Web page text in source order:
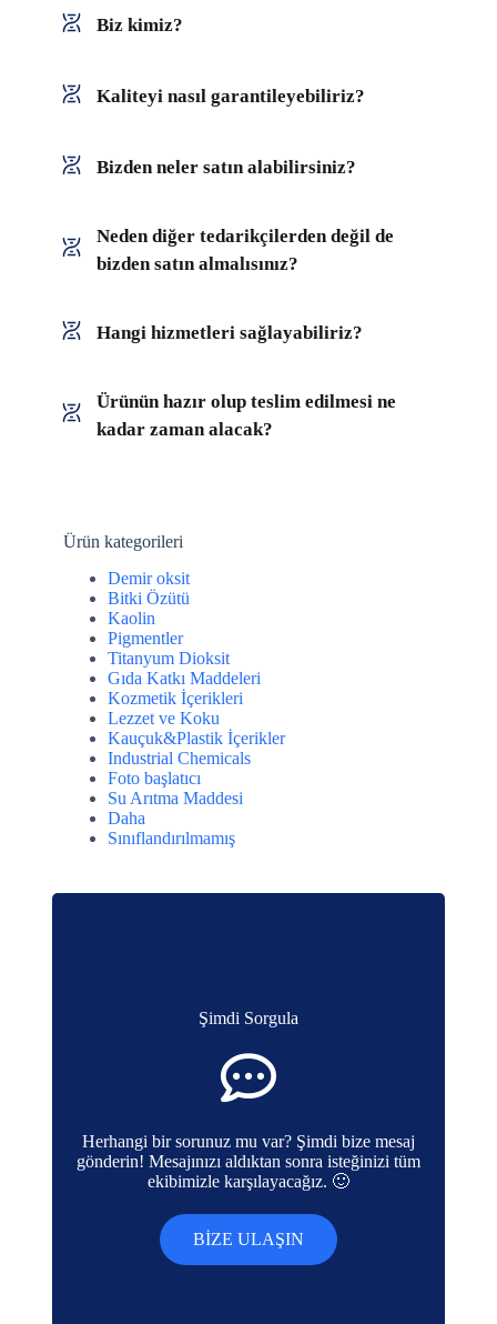
Biz kimiz?
Kaliteyi nasıl garantileyebiliriz?
Bizden neler satın alabilirsiniz?
Neden diğer tedarikçilerden değil de
bizden satın almalısınız?
Hangi hizmetleri sağlayabiliriz?
Ürünün hazır olup teslim edilmesi ne
kadar zaman alacak?
Ürün kategorileri
Demir oksit
Bitki Özütü
Kaolin
Pigmentler
Titanyum Dioksit
Gıda Katkı Maddeleri
Kozmetik İçerikleri
Lezzet ve Koku
Kauçuk&Plastik İçerikler
Industrial Chemicals
Foto başlatıcı
Su Arıtma Maddesi
Daha
Sınıflandırılmamış
Şimdi Sorgula
Herhangi bir sorunuz mu var? Şimdi bize mesaj
gönderin! Mesajınızı aldıktan sonra isteğinizi tüm
ekibimizle karşılayacağız. 🙂
BIZE ULAŞIN